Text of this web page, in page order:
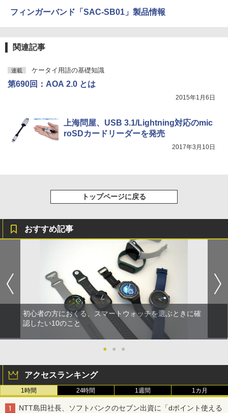
フィンガーバンド「SAC-SB01」製品情報
関連記事
連載 ケータイ用語の基礎知識
第690回：AOA 2.0 とは
2015年1月6日
上海問屋、USB 3.1/Lightning対応のmic
roSDカードリーダーを発売
2017年3月10日
トップページに戻る
おすすめ記事
初心者の方におくる、スマートウォッチを選ぶときに確
認したい10のこと
● ● ●
アクセスランキング
1時間 24時間 1週間 1カ月
NTT島田社長、ソフトバンクのセブン出資に「dポイント使える